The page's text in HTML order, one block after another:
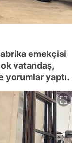
emekçisi
vatandaş,
yorumlar yaptı.